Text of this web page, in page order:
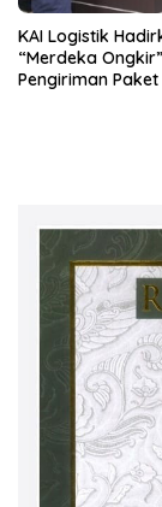
KAI Logistik
“Merdeka
Pengiriman Paket